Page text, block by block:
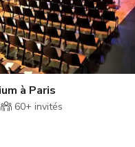
loading dock opening onto a
logistics are seamless,
à Paris
60+ invités